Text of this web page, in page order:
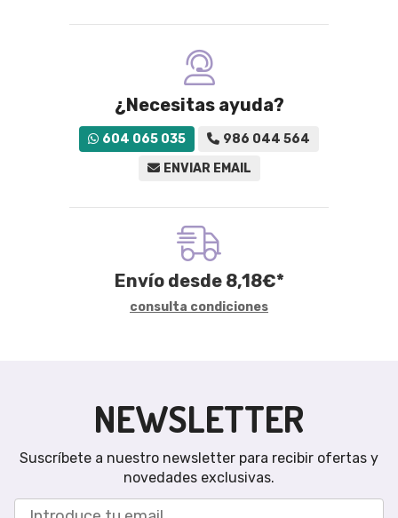
¿Necesitas ayuda?
604 065 035
986 044 564
ENVIAR EMAIL
Envío desde 8,18€*
consulta condiciones
NEWSLETTER
Suscríbete a nuestro newsletter para recibir ofertas y
novedades exclusivas.